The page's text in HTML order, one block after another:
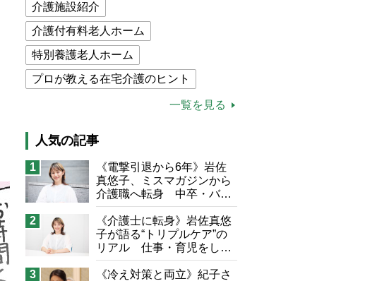
介護施設紹介
介護付有料老人ホーム
特別養護老人ホーム
プロが教える在宅介護のヒント
介護食
猫が母になつきません
息子の遠距離介護サバイバル術
兄がボケました
便利なサービス
予防法
一覧を見る
人気の記事
1
《電撃引退から6年》岩佐
真悠子、ミスマガジンから
介護職へ転身 中卒・バイ
ト経験ゼロの彼女が見つけ
た“居場所”「社会の役に立
ちながら自分らしくいられ
る」
2
《介護士に転身》岩佐真悠
子が語る“トリプルケア”の
リアル 仕事・育児をしな
がら96歳の義祖母と同居し
て介護 プロだから言える
3
《冷え対策と両立》紀子さ